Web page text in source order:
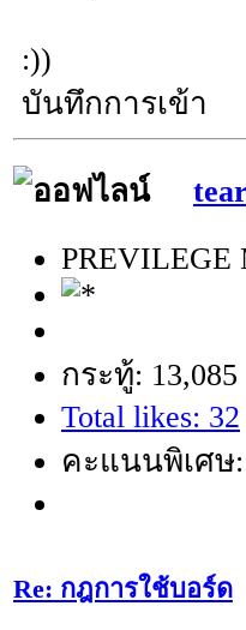
:))
บันทึกการเข้า
tear
PREVILEGE
กระทู้: 13,085
Total likes: 32
คะแนนพิเศษ:
Re: กฎการใช้บอร์ด